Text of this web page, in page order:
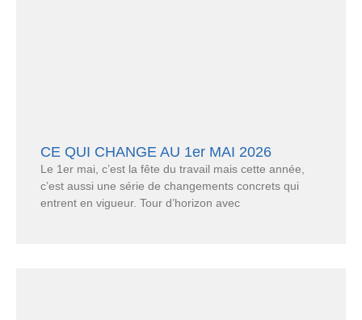
CE QUI CHANGE AU 1er MAI 2026
Le 1er mai, c’est la fête du travail mais cette année,
c’est aussi une série de changements concrets qui
entrent en vigueur. Tour d’horizon avec